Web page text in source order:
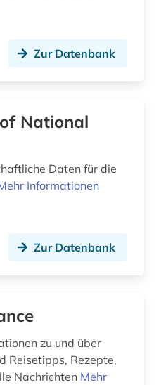
(1)
Zur Datenbank
National
Daten für die
Informationen
Zur Datenbank
zu und über
Reisetipps, Rezepte,
Nachrichten Mehr